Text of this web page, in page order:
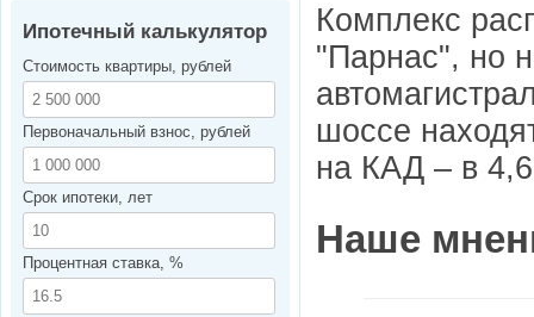
Комплекс
"Парнас", но
шоссе
на КАД – в
Наше
Ипотечный калькулятор
Стоимость квартиры, рублей
Первоначальный взнос, рублей
Срок ипотеки, лет
Процентная ставка, %